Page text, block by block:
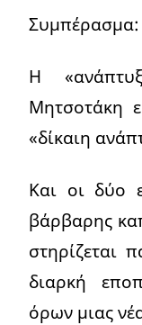
Συμπέρασμα:
Η
Μητσοτάκη
«δίκαιη
Και οι δύο
βάρβαρης
στηρίζεται
διαρκή
όρων μιας